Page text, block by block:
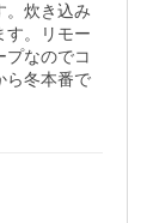
。炊き込み
す。リモー
プなのでコ
ら冬本番で